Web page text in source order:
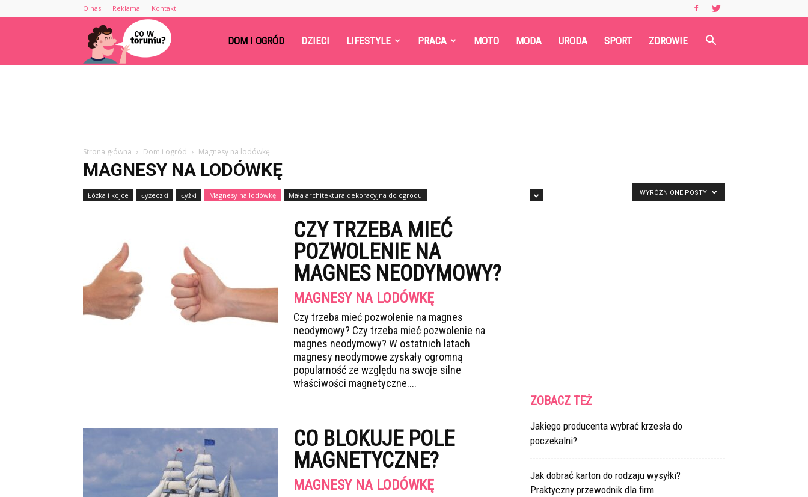
O nas Reklama Kontakt
Cowtoruniu.pl DOM I OGRÓD DZIECI LIFESTYLE PRACA MOTO MODA URODA SPORT ZDROWIE
Strona główna Dom i ogród Magnesy na lodówkę
MAGNESY NA LODÓWKĘ
Łóżka i kojce Łyżeczki Łyżki Magnesy na lodówkę
Mała architektura dekoracyjna do ogrodu
WYRÓŻNIONE POSTY
CZY TRZEBA MIEĆ
POZWOLENIE NA
MAGNES NEODYMOWY?
MAGNESY NA LODÓWKĘ
Czy trzeba mieć pozwolenie na magnes
neodymowy? Czy trzeba mieć pozwolenie na
magnes neodymowy? W ostatnich latach
magnesy neodymowe zyskały ogromną
popularność ze względu na swoje silne
właściwości magnetyczne....
CO BLOKUJE POLE
MAGNETYCZNE?
MAGNESY NA LODÓWKĘ
ZOBACZ TEŻ
Jakiego producenta wybrać krzesła do
poczekalni?
Jak dobrać karton do rodzaju wysyłki?
Praktyczny przewodnik dla firm